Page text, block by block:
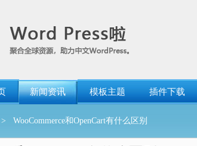
新闻资讯 模板主题 插件下载
> WooCommerce和OpenCart有什么区别